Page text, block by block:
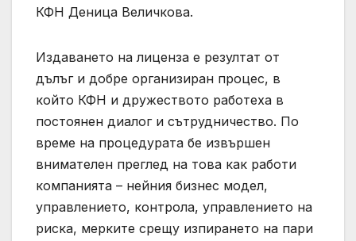
КФН Деница Величкова.
Издаването на лиценза е резултат от
дълъг и добре организиран процес, в
който КФН и дружеството работеха в
постоянен диалог и сътрудничество. По
време на процедурата бе извършен
внимателен преглед на това как работи
компанията – нейния бизнес модел,
управлението, контрола, управлението на
риска, мерките срещу изпирането на пари